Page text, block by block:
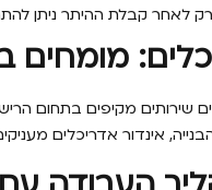
רק לאחר קבלת ההיתר ניתן
מומחים
שירותים מקיפים בתחום
אינדור אדריכלים